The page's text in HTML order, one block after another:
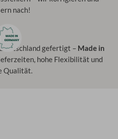
nach!
gefertigt – Made in
hohe Flexibilität und
Qualität.